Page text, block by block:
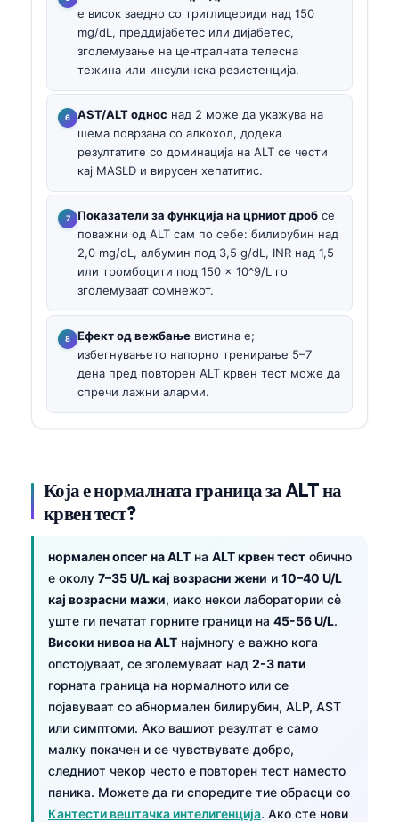
е висок заедно со триглицериди над 150
mg/dL, преддијабетес или дијабетес,
зголемување на централната телесна
тежина или инсулинска резистенција.
AST/ALT однос над 2 може да укажува на
шема поврзана со алкохол, додека
резултатите со доминација на ALT се чести
кај MASLD и вирусен хепатитис.
Показатели за функција на црниот дроб се
поважни од ALT сам по себе: билирубин над
2,0 mg/dL, албумин под 3,5 g/dL, INR над 1,5
или тромбоцити под 150 × 10^9/L го
зголемуваат сомнежот.
Ефект од вежбање вистина е;
избегнувањето напорно тренирање 5–7
дена пред повторен ALT крвен тест може да
спречи лажни аларми.
Која е нормалната граница за ALT на
крвен тест?
нормален опсег на ALT на ALT крвен тест обично
е околу 7–35 U/L кај возрасни жени и 10–40 U/L
кај возрасни мажи, иако некои лаборатории сè
уште ги печатат горните граници на 45-56 U/L.
Високи нивоа на ALT најмногу е важно кога
опстојуваат, се зголемуваат над 2-3 пати
горната граница на нормалното или се
појавуваат со абнормален билирубин, ALP, AST
или симптоми. Ако вашиот резултат е само
малку покачен и се чувствувате добро,
следниот чекор често е повторен тест наместо
паника. Можете да ги споредите тие обрасци со
Кантести вештачка интелигенција. Ако сте нови